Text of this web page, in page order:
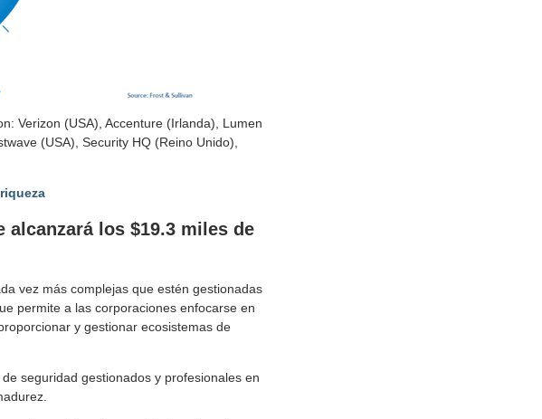
Verizon (USA), Accenture (Irlanda), Lumen
(USA), Security HQ (Reino Unido),
los $19.3 miles de
vez más complejas que estén gestionadas
permite a las corporaciones enfocarse en
y gestionar ecosistemas de
seguridad gestionados y profesionales en